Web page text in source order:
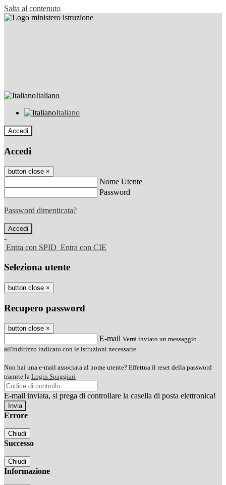
Salta al contenuto
Italiano
Italiano
Accedi
Accedi
button close ×
Nome Utente
Password
Password dimenticata?
-
Entra con SPID Entra con CIE
Seleziona utente
button close ×
Recupero password
button close ×
E-mail Verrà inviato un messaggio
all'indirizzo indicato con le istruzioni necessarie.
Non hai una e-mail associata al nome utente? Effettua il reset della password
tramite la Login Spaggiari
E-mail inviata, si prega di controllare la casella di posta elettronica!
Errore
Chiudi
Successo
Chiudi
Informazione